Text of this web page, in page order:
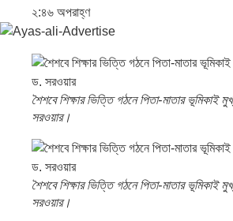
২:৪৬ অপরাহ্ণ
শৈশবে শিক্ষার ভিত্তি গঠনে পিতা-মাতার ভূমিকাই
সরওয়ার।
শৈশবে শিক্ষার ভিত্তি গঠনে পিতা-মাতার ভূমিকাই
সরওয়ার।